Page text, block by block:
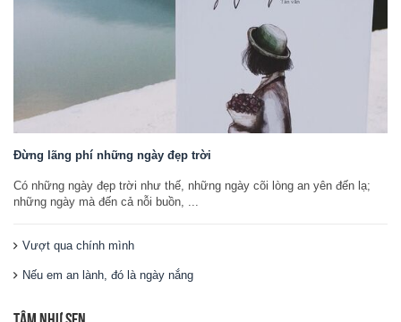
Đừng lãng phí những ngày đẹp trời
Có những ngày đẹp trời như thế, những ngày cõi lòng an yên đến lạ;
những ngày mà đến cả nỗi buồn, ...
Vượt qua chính mình
Nếu em an lành, đó là ngày nắng